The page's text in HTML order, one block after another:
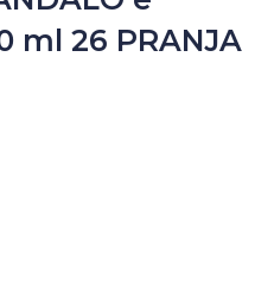
ml 26 PRANJA